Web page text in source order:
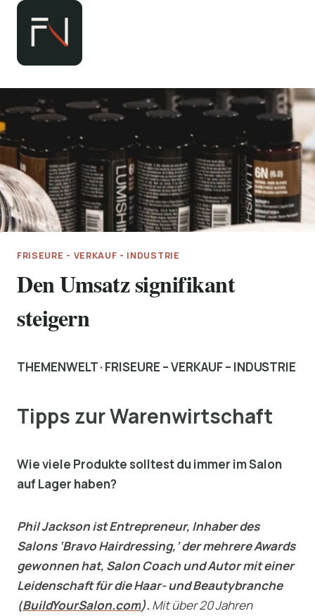
Zum
springen
FRISEURE - VERKAUF - INDUSTRIE
Den Umsatz signifikant
steigern
THEMENWELT · FRISEURE – VERKAUF – INDUSTRIE
Tipps zur Warenwirtschaft
Wie viele Produkte solltest du immer im Salon
auf Lager haben?
Phil Jackson ist Entrepreneur, Inhaber des
Salons ‘Bravo Hairdressing,’ der mehrere Awards
gewonnen hat, Salon Coach und Autor mit einer
Leidenschaft für die Haar- und Beautybranche
(BuildYourSalon.com). Mit über 20 Jahren